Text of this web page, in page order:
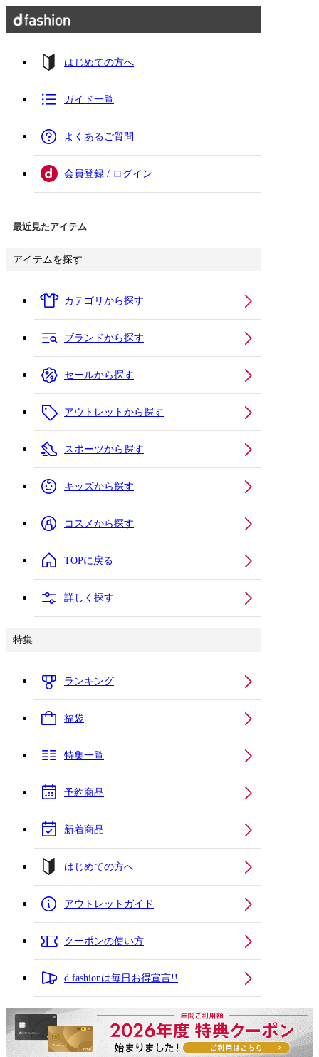
はじめての方へ
ガイド一覧
よくあるご質問
会員登録 / ログイン
最近見たアイテム
アイテムを探す
カテゴリから探す
ブランドから探す
セールから探す
アウトレットから探す
スポーツから探す
キッズから探す
コスメから探す
TOPに戻る
詳しく探す
特集
ランキング
福袋
特集一覧
予約商品
新着商品
はじめての方へ
アウトレットガイド
クーポンの使い方
d fashionは毎日お得宣言!!